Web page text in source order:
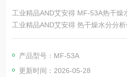
工业精品AND艾安得 MF-53A热干燥
工业精品AND艾安得 热干燥水分分析
简单、安全、无需化学试剂的热干燥
到经济实惠的背光液晶显示屏型号。
最佳温度搜索 (RsTemp) 功能可快速
产品型号：MF-53A
更新时间：2026-05-28